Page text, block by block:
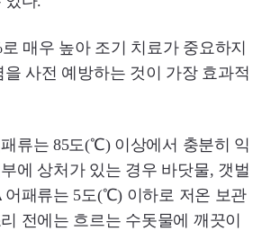
매우 높아 조기 치료가 중요하지
을 사전 예방하는 것이 가장 효과적
류는 85도(℃) 이상에서 충분히 익
에 상처가 있는 경우 바닷물, 갯벌
패류는 5도(℃) 이하로 저온 보관
전에는 흐르는 수돗물에 깨끗이